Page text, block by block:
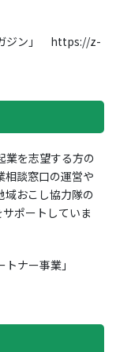
ガジン」 https://z-
業を志望する方の
相談窓口の運営や
域おこし協力隊の
ポートしていま
トナー事業」